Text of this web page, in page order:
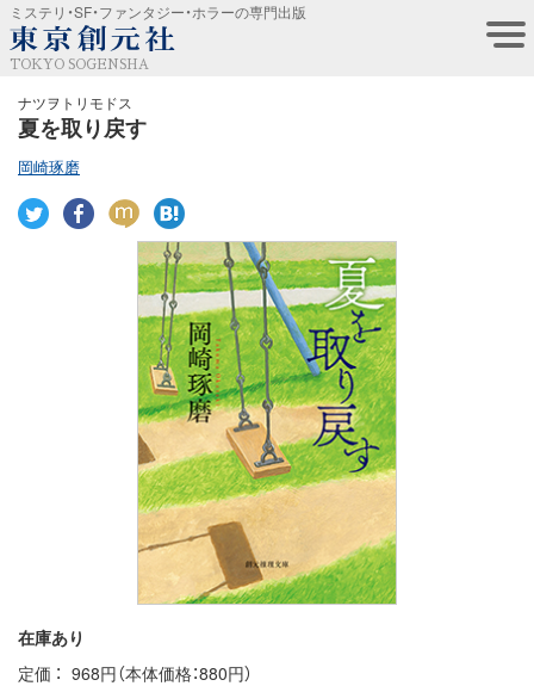
ミステリ・SF・ファンタジー・ホラーの専門出版
TOKYO SOGENSHA
ナツヲトリモドス
夏を取り戻す
岡崎琢磨
在庫あり
定価
968円（本体価格：880円）